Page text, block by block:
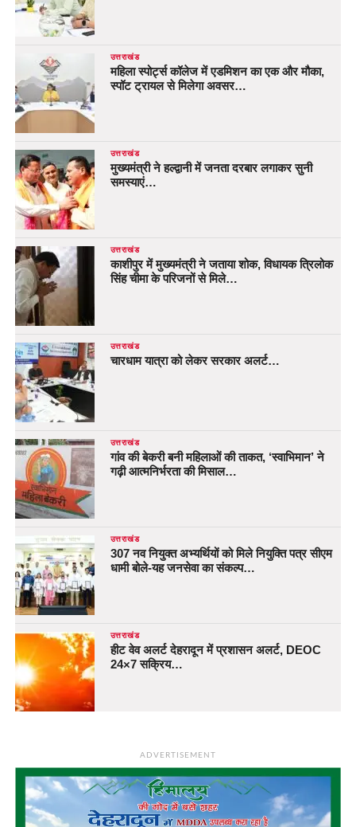
उत्तराखंड
महिला स्पोर्ट्स कॉलेज में एडमिशन का एक और मौका,
स्पॉट ट्रायल से मिलेगा अवसर…
उत्तराखंड
मुख्यमंत्री ने हल्द्वानी में जनता दरबार लगाकर सुनी
समस्याएं…
उत्तराखंड
काशीपुर में मुख्यमंत्री ने जताया शोक, विधायक त्रिलोक
सिंह चीमा के परिजनों से मिले…
उत्तराखंड
चारधाम यात्रा को लेकर सरकार अलर्ट…
उत्तराखंड
गांव की बेकरी बनी महिलाओं की ताकत, ‘स्वाभिमान’ ने
गढ़ी आत्मनिर्भरता की मिसाल…
उत्तराखंड
307 नव नियुक्त अभ्यर्थियों को मिले नियुक्ति पत्र सीएम
धामी बोले-यह जनसेवा का संकल्प…
उत्तराखंड
हीट वेव अलर्ट देहरादून में प्रशासन अलर्ट, DEOC
24×7 सक्रिय…
ADVERTISEMENT